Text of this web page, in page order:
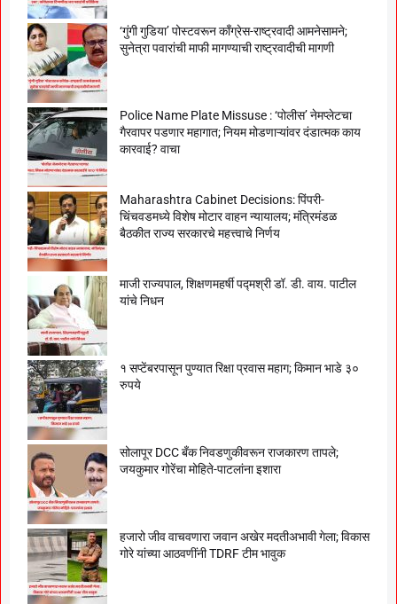
‘गुंगी गुडिया’ पोस्टवरून काँग्रेस-राष्ट्रवादी आमनेसामने;
सुनेत्रा पवारांची माफी मागण्याची राष्ट्रवादीची मागणी
Police Name Plate Missuse : ‘पोलीस’ नेमप्लेटचा
गैरवापर पडणार महागात; नियम मोडणाऱ्यांवर दंडात्मक काय
कारवाई? वाचा
Maharashtra Cabinet Decisions: पिंपरी-
चिंचवडमध्ये विशेष मोटार वाहन न्यायालय; मंत्रिमंडळ
बैठकीत राज्य सरकारचे महत्त्वाचे निर्णय
माजी राज्यपाल, शिक्षणमहर्षी पद्मश्री डॉ. डी. वाय. पाटील
यांचे निधन
१ सप्टेंबरपासून पुण्यात रिक्षा प्रवास महाग; किमान भाडे ३०
रुपये
सोलापूर DCC बँक निवडणुकीवरून राजकारण तापले;
जयकुमार गोरेंचा मोहिते-पाटलांना इशारा
हजारो जीव वाचवणारा जवान अखेर मदतीअभावी गेला; विकास
गोरे यांच्या आठवणींनी TDRF टीम भावुक